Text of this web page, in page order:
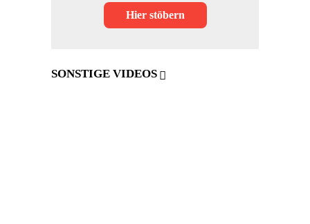
Hier stöbern
SONSTIGE VIDEOS